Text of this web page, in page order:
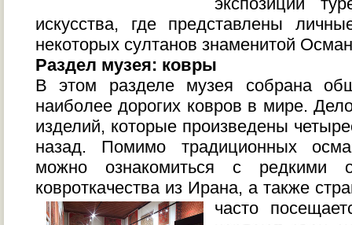
искусства, где представлены
некоторых султанов знаменитой
Раздел музея: ковры
В этом разделе музея собрана
наиболее дорогих ковров в мире.
изделий, которые произведены
назад. Помимо традиционных
можно ознакомиться с редкими
ковроткачества из Ирана, а также
часто